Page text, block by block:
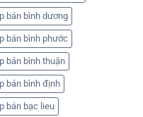
bán bình dương
bán bình phước
bán bình thuận
bán bình định
bán bạc lieu